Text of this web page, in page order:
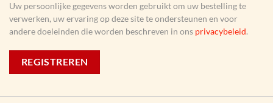
Uw persoonlijke gegevens worden gebruikt om uw bestelling te
verwerken, uw ervaring op deze site te ondersteunen en voor
andere doeleinden die worden beschreven in ons privacybeleid.
REGISTREREN